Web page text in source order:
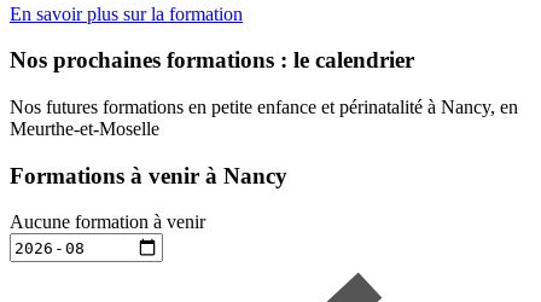
En savoir plus sur la formation
Nos prochaines formations : le calendrier
Nos futures formations en petite enfance et périnatalité à Nancy, en
Meurthe-et-Moselle
Formations à venir à Nancy
Aucune formation à venir